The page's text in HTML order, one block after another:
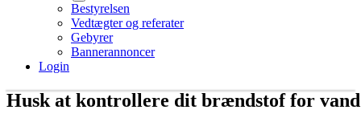
Bestyrelsen
Vedtægter og referater
Gebyrer
Bannerannoncer
Login
Husk at kontrollere dit brændstof for vand